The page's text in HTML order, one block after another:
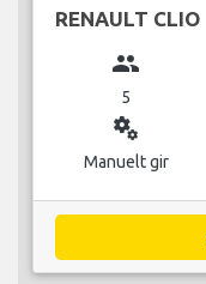
RENAULT CLIO
group
5
miscellaneous_services
Manuelt gir